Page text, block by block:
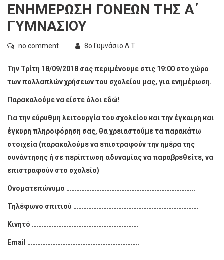
ΕΝΗΜΕΡΩΣΗ ΓΟΝΕΩΝ ΤΗΣ Α΄
ΓΥΜΝΑΣΙΟΥ
no comment 8ο Γυμνάσιο Λ.Τ.
Την Τρίτη 18/09/2018 σας περιμένουμε στις 19:00 στο χώρο
των πολλαπλών χρήσεων του σχολείου μας, για ενημέρωση.
Παρακαλούμε να είστε όλοι εδώ!
Για την εύρυθμη λειτουργία του σχολείου και την έγκαιρη και
έγκυρη πληροφόρηση σας, θα χρειαστούμε τα παρακάτω
στοιχεία (παρακαλούμε να επιστραφούν την ημέρα της
συνάντησης ή σε περίπτωση αδυναμίας να παραβρεθείτε, να
επιστραφούν στο σχολείο)
Ονοματεπώνυμο …………………………………………………………………..
Τηλέφωνο σπιτιού …………………………………………………………………
Κινητό ……………………………………………………….
Email ………………………………………………………….